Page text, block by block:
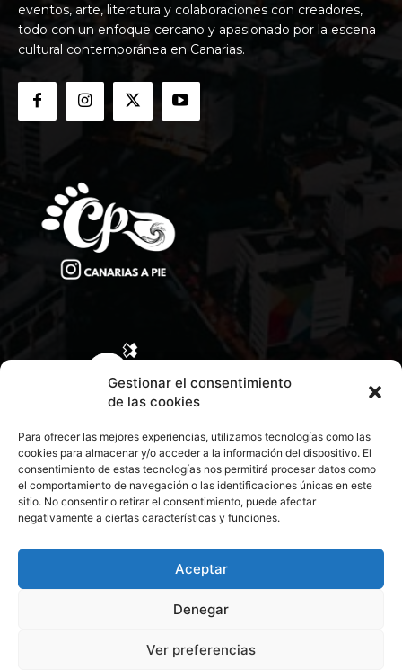
Gestionar el consentimiento
de las cookies
Para ofrecer las mejores experiencias, utilizamos tecnologías como las
cookies para almacenar y/o acceder a la información del dispositivo. El
consentimiento de estas tecnologías nos permitirá procesar datos como
el comportamiento de navegación o las identificaciones únicas en este
sitio. No consentir o retirar el consentimiento, puede afectar
negativamente a ciertas características y funciones.
Aceptar
Denegar
Ver preferencias
eventos, arte, literatura y colaboraciones con creadores,
todo con un enfoque cercano y apasionado por la escena
cultural contemporánea en Canarias.
CONTACTA CON NOSOTROS